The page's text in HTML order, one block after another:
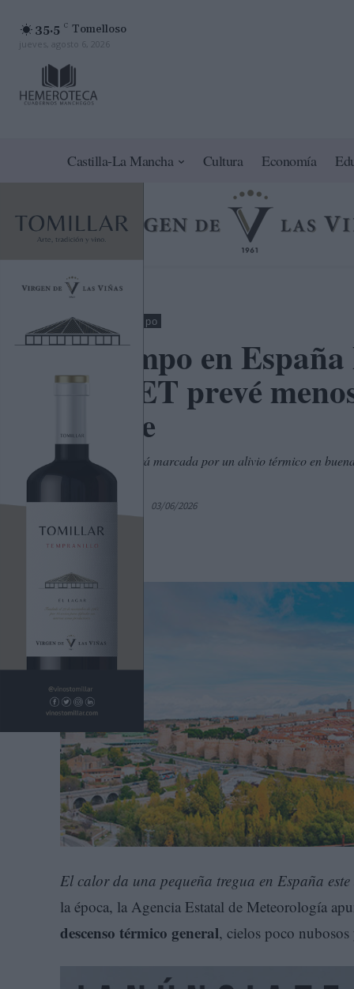
35.5 C Tomelloso
jueves, agosto 6, 2026
Castilla-La Mancha Cultura Economía
Nacional Tiempo
El tiempo en
AEMET prevé
estable
La jornada estará marcada por un alivio térmico en
Por C. Manchegos 03/06/2026
El calor da una pequeña tregua en España este
la época, la Agencia Estatal de Meteorología
descenso térmico general, cielos poco nubosos